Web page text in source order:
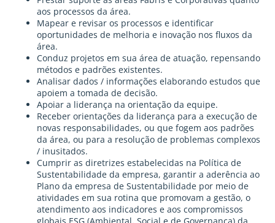
aos processos da área.
Mapear e revisar os processos e identificar
oportunidades de melhoria e inovação nos fluxos da
área.
Conduz projetos em sua área de atuação, repensando
métodos e padrões existentes.
Analisar dados / informações elaborando estudos que
apoiem a tomada de decisão.
Apoiar a liderança na orientação da equipe.
Receber orientações da liderança para a execução de
novas responsabilidades, ou que fogem aos padrões
da área, ou para a resolução de problemas complexos
/ inusitados.
Cumprir as diretrizes estabelecidas na Política de
Sustentabilidade da empresa, garantir a aderência ao
Plano da empresa de Sustentabilidade por meio de
atividades em sua rotina que promovam a gestão, o
atendimento aos indicadores e aos compromissos